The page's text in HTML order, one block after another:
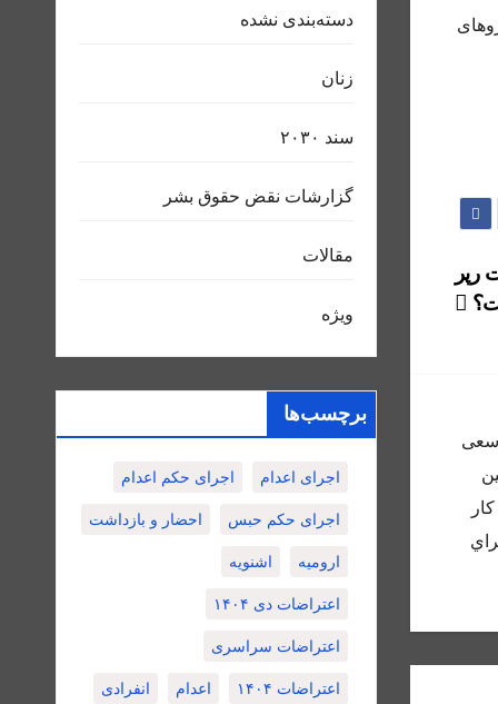
رپر
و سعى
دسته‌بندی نشده
زنان
سند ٢٠٣٠
گزارشات نقض حقوق بشر
مقالات
ویژه
برچسب‌ها
اجرای اعدام اجرای حکم اعدام
اجرای حکم حبس احضار و بازداشت
ارومیه اشنویه
اعتراضات دی ۱۴۰۴
اعتراضات سراسری
اعتراضات ۱۴۰۴ اعدام انفرادی